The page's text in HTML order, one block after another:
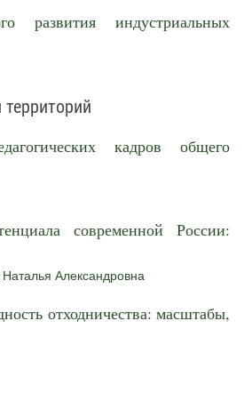
развития индустриальных
кадров общего
современной России:
Александровна
отходничества: масштабы,